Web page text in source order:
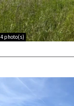
4 photo(s)